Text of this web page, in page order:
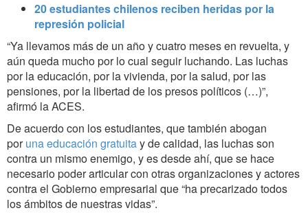
20 estudiantes chilenos reciben heridas por la
represión policial
“Ya llevamos más de un año y cuatro meses en revuelta, y
aún queda mucho por lo cual seguir luchando. Las luchas
por la educación, por la vivienda, por la salud, por las
pensiones, por la libertad de los presos políticos (…)”,
afirmó la ACES.
De acuerdo con los estudiantes, que también abogan
poruna educación gratuitay de calidad, las luchas son
contra un mismo enemigo, y es desde ahí, que se hace
necesario poder articular con otras organizaciones y actores
contra el Gobierno empresarial que “ha precarizado todos
los ámbitos de nuestras vidas”.